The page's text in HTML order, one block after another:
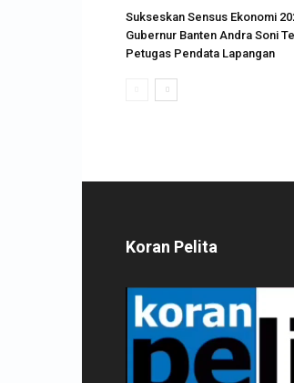
Sukseskan Sensus Ekonomi
Gubernur Banten Andra Soni
Petugas Pendata Lapangan
Koran Pelita
Pemutar
Video